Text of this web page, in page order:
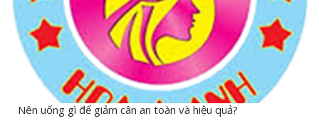
Nên uống gì để giảm cân an toàn và hiệu quả?